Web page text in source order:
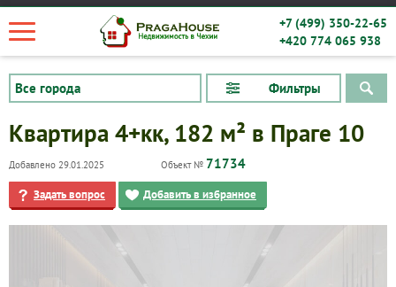
+7 (499) 350-22-65
+420 774 065 938
Фильтры
Квартира 4+кк, 182 м² в Праге 10
Добавлено 29.01.2025 Объект № 71734
Задать вопрос Добавить в избранное